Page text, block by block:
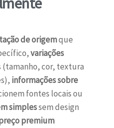
de origemque
variações
cor, textura
informações sobre
fontes locais ou
simplessem design
premium